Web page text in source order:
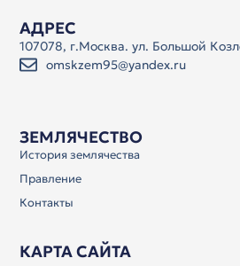
ЗЕМЛЯЧЕСТВО
История землячества
Правление
Контакты
КАРТА САЙТА
АДРЕС
107078, г.Москва. ул. Большой
omskzem95@yandex.ru